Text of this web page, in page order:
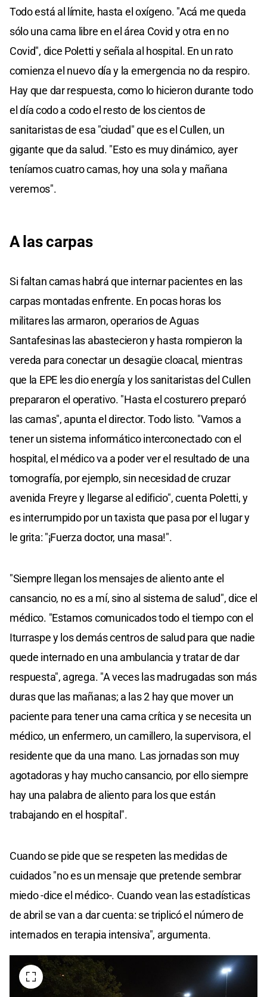
Todo está al límite, hasta el oxígeno. "Acá me queda
sólo una cama libre en el área Covid y otra en no
Covid", dice Poletti y señala al hospital. En un rato
comienza el nuevo día y la emergencia no da respiro.
Hay que dar respuesta, como lo hicieron durante todo
el día codo a codo el resto de los cientos de
sanitaristas de esa "ciudad" que es el Cullen, un
gigante que da salud. "Esto es muy dinámico, ayer
teníamos cuatro camas, hoy una sola y mañana
veremos".
A las carpas
Si faltan camas habrá que internar pacientes en las
carpas montadas enfrente. En pocas horas los
militares las armaron, operarios de Aguas
Santafesinas las abastecieron y hasta rompieron la
vereda para conectar un desagüe cloacal, mientras
que la EPE les dio energía y los sanitaristas del Cullen
prepararon el operativo. "Hasta el costurero preparó
las camas", apunta el director. Todo listo. "Vamos a
tener un sistema informático interconectado con el
hospital, el médico va a poder ver el resultado de una
tomografía, por ejemplo, sin necesidad de cruzar
avenida Freyre y llegarse al edificio", cuenta Poletti, y
es interrumpido por un taxista que pasa por el lugar y
le grita: "¡Fuerza doctor, una masa!".
"Siempre llegan los mensajes de aliento ante el
cansancio, no es a mí, sino al sistema de salud", dice el
médico. "Estamos comunicados todo el tiempo con el
Iturraspe y los demás centros de salud para que nadie
quede internado en una ambulancia y tratar de dar
respuesta", agrega. "A veces las madrugadas son más
duras que las mañanas; a las 2 hay que mover un
paciente para tener una cama crítica y se necesita un
médico, un enfermero, un camillero, la supervisora, el
residente que da una mano. Las jornadas son muy
agotadoras y hay mucho cansancio, por ello siempre
hay una palabra de aliento para los que están
trabajando en el hospital".
Cuando se pide que se respeten las medidas de
cuidados "no es un mensaje que pretende sembrar
miedo -dice el médico-. Cuando vean las estadísticas
de abril se van a dar cuenta: se triplicó el número de
internados en terapia intensiva", argumenta.